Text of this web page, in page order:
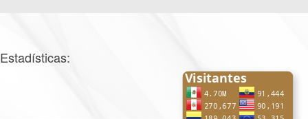
Estadísticas: